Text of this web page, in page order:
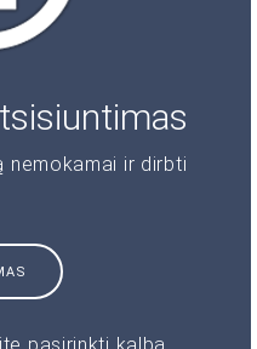
nemokamai ir dirbti